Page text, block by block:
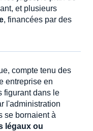
et plusieurs
, financées par des
compte tenu des
entreprise en
figurant dans le
l'administration
se bornaient à
légaux ou